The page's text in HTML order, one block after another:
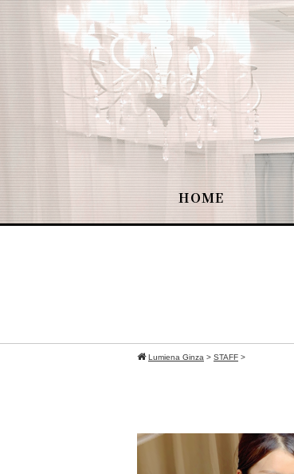
HOME
Lumiena Ginza > STAFF >